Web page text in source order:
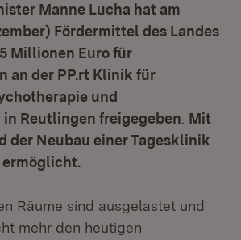
Manne Lucha hat am
Fördermittel des Landes
Millionen Euro für
an der PP.rt Klinik für
und
Reutlingen freigegeben Mit
der Neubau einer Tagesklinik
ermöglicht.
Räume sind ausgelastet und
mehr den heutigen